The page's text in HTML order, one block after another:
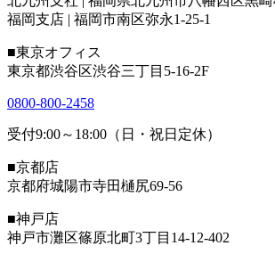
福岡支店 | 福岡市南区弥永1-25-1
■東京オフィス
東京都渋谷区渋谷三丁目5-16-2F
0800-800-2458
受付9:00～18:00（日・祝日定休）
■京都店
京都府城陽市寺田樋尻69-56
■神戸店
神戸市灘区篠原北町3丁目14-12-402